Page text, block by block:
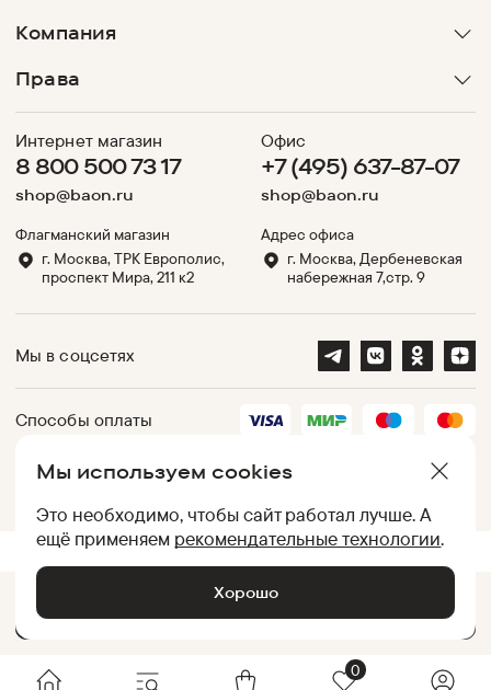
0
Мы используем cookies
Это необходимо, чтобы сайт работал лучше. А
ещё применяем рекомендательные технологии.
Хорошо
Компания
Права
Интернет магазин
8 800 500 73 17
shop@baon.ru
Флагманский магазин
г. Москва, ТРК Европолис,
проспект Мира, 211 к2
Офис
+7 (495) 637-87-07
shop@baon.ru
Адрес офиса
г. Москва, Дербеневская
набережная 7,стр. 9
Мы в соцсетях
Способы оплаты
Партнеры
UID:050012AC7707766A7D0038B50252810B
d2849858b670